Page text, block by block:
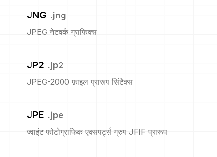
JNG .jng
JPEG नेटवर्क ग्राफिक्स
JP2 .jp2
JPEG-2000 फ़ाइल प्रारूप सिंटैक्स
JPE .jpe
ज्वाइंट फोटोग्राफिक एक्सपर्ट्स ग्रुप JFIF प्रारूप